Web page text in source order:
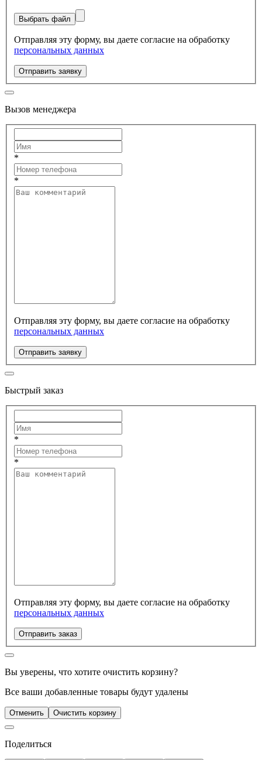
Выбрать файл
Отправляя эту форму, вы даете согласие на обработку
персональных данных
Отправить заявку
Вызов менеджера
*
*
Отправляя эту форму, вы даете согласие на обработку
персональных данных
Отправить заявку
Быстрый заказ
*
*
Отправляя эту форму, вы даете согласие на обработку
персональных данных
Отправить заказ
Вы уверены, что хотите очистить корзину?
Все ваши добавленные товары будут удалены
Отменить Очистить корзину
Поделиться